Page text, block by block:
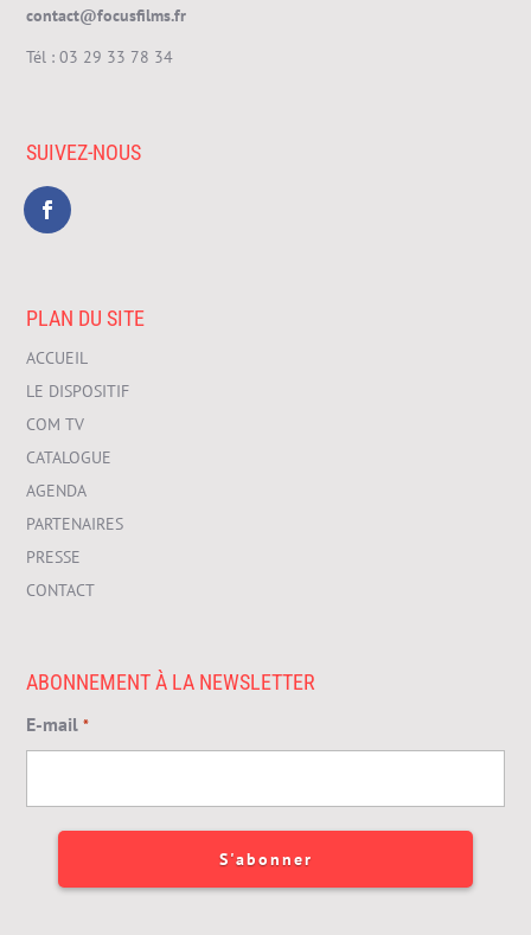
contact@focusfilms.fr
Tél :03 29 33 78 34
SUIVEZ-NOUS
PLAN DU SITE
ACCUEIL
LE DISPOSITIF
COM TV
CATALOGUE
AGENDA
PARTENAIRES
PRESSE
CONTACT
ABONNEMENT À LA NEWSLETTER
E-mail *